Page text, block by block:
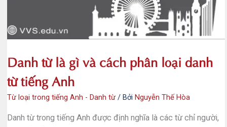
Danh từ là gì và cách phân loại danh
từ tiếng Anh
Từ loại trong tiếng Anh - Danh từ/ Bởi Nguyễn Thế Hòa
Danh từ trong tiếng Anh được định nghĩa là các từ chỉ người,